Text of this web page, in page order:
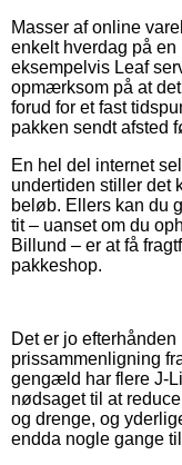
Masser af online
enkelt hverdag på
eksempelvis Leaf
opmærksom på at
forud for et fast
pakken sendt afsted
En hel del internet
undertiden stiller det
beløb. Ellers kan du
tit – uanset om du
Billund – er at få
pakkeshop.
Det er jo
prissammenligning
gengæld har flere J-
nødsaget til at
og drenge, og
endda nogle gange